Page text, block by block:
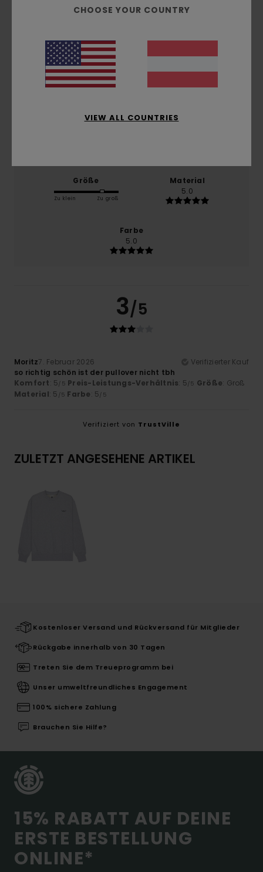
Februar 2026
0% unserer Kunden empfehlen dieses Produkt
Komfort
Größe
Zu klein Zu groß
Material
5.0
Farbe
5.0
3/5
Moritz7. Februar 2026
Verifizierter Kauf
so richtig schön ist der pullover nicht tbh
Komfort: 5/5 Preis-Leistungs-Verhältnis: 5/5 Größe: Groß
Material: 5 /5 Farbe: 5/5
Verifiziert von TrustVille
ZULETZT ANGESEHENE ARTIKEL
Kostenloser Versand und Rückversand für Mitglieder
Rückgabe innerhalb von 30 Tagen
Treten Sie dem Treueprogramm bei
Unser umweltfreundliches Engagement
100% sichere Zahlung
Brauchen Sie Hilfe?
15% RABATT AUF DEINE
ERSTE BESTELLUNG
ONLINE*
CHOOSE YOUR COUNTRY
VIEW ALL COUNTRIES